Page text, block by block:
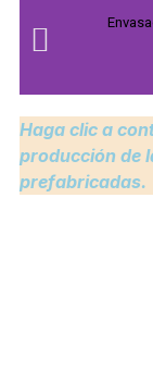
Haga clic a
producción de
prefabricadas.